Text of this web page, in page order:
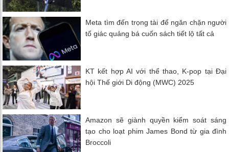
Meta tìm đến trọng tài để ngăn chặn người
tố giác quảng bá cuốn sách tiết lộ tất cả
KT kết hợp AI với thể thao, K-pop tại Đại
hội Thế giới Di động (MWC) 2025
Amazon sẽ giành quyền kiểm soát sáng
tạo cho loạt phim James Bond từ gia đình
Broccoli